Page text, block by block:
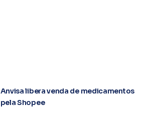
Anvisa libera venda de medicamentos
pela Shopee